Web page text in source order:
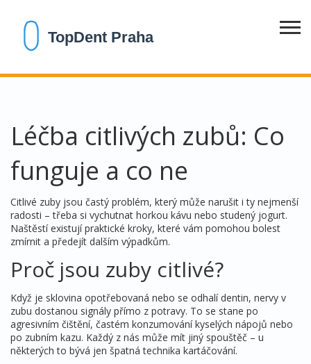
Léčba citlivých zubů: Co
funguje a co ne
Citlivé zuby jsou častý problém, který může narušit i ty nejmenší
radosti – třeba si vychutnat horkou kávu nebo studený jogurt.
Naštěstí existují praktické kroky, které vám pomohou bolest
zmírnit a předejít dalším výpadkům.
Proč jsou zuby citlivé?
Když je sklovina opotřebovaná nebo se odhalí dentin, nervy v
zubu dostanou signály přímo z potravy. To se stane po
agresivním čištění, častém konzumování kyselých nápojů nebo
po zubním kazu. Každý z nás může mít jiný spouštěč – u
některých to bývá jen špatná technika kartáčování.